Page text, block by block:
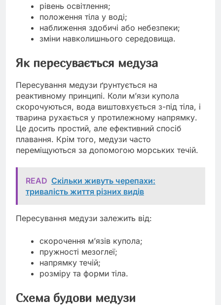
рівень освітлення;
положення тіла у воді;
наближення здобичі або небезпеки;
зміни навколишнього середовища.
Як пересувається медуза
Пересування медузи ґрунтується на
реактивному принципі. Коли м’язи купола
скорочуються, вода виштовхується з-під тіла, і
тварина рухається у протилежному напрямку.
Це досить простий, але ефективний спосіб
плавання. Крім того, медузи часто
переміщуються за допомогою морських течій.
READ Скільки живуть черепахи:
тривалість життя різних видів
Пересування медузи залежить від:
скорочення м’язів купола;
пружності мезоглеї;
напрямку течій;
розміру та форми тіла.
Схема будови медузи